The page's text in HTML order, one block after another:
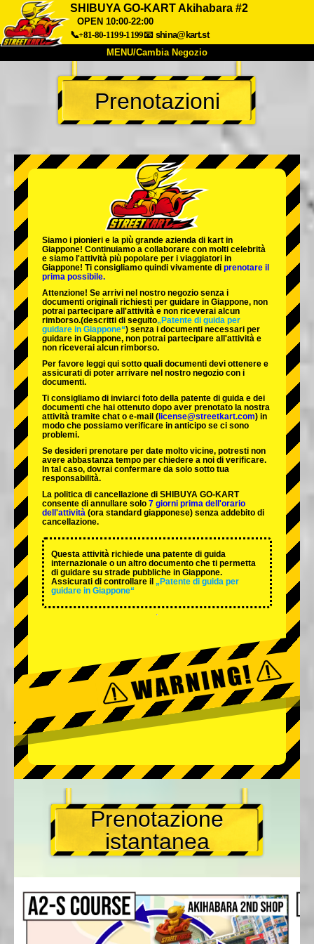
SHIBUYA GO-KART Akihabara #2
OPEN 10:00-22:00
📞+81-80-1199-1199📧 shina@kart.st
MENU/Cambia Negozio
Chi Siamo Specifiche Prezzo
Accesso Recensioni
Prenotazioni
Cambia Negozio
Tokyo Akihabara#1
Tokyo Akihabara#2
Tokyo Shibuya Annex Tokyo Bay
Tokyo Asakusa Osaka
Okinawa
Prenotazioni
Siamo i pionieri e la più grande azienda di kart in
Giappone! Continuiamo a collaborare con molti celebrità
e siamo l'attività più popolare per i viaggiatori in
Giappone! Ti consigliamo quindi vivamente di prenotare il
prima possibile.
Attenzione! Se arrivi nel nostro negozio senza i
documenti originali richiesti per guidare in Giappone, non
potrai partecipare all'attività e non riceverai alcun
rimborso.(descritti di seguito„Patente di guida per
guidare in Giappone“) senza i documenti necessari per
guidare in Giappone, non potrai partecipare all'attività e
non riceverai alcun rimborso.
Per favore leggi qui sotto quali documenti devi ottenere e
assicurati di poter arrivare nel nostro negozio con i
documenti.
Ti consigliamo di inviarci foto della patente di guida e dei
documenti che hai ottenuto dopo aver prenotato la nostra
attività tramite chat o e-mail ( license@streetkart.com) in
modo che possiamo verificare in anticipo se ci sono
problemi.
Se desideri prenotare per date molto vicine, potresti non
avere abbastanza tempo per chiedere a noi di verificare.
In tal caso, dovrai confermare da solo sotto tua
responsabilità.
La politica di cancellazione di SHIBUYA GO-KART
consente di annullare solo 7 giorni prima dell'orario
dell'attività (ora standard giapponese) senza addebito di
cancellazione.
Questa attività richiede una patente di guida
internazionale o un altro documento che ti permetta
di guidare su strade pubbliche in Giappone.
Assicurati di controllare il „Patente di guida per
guidare in Giappone“
Prenotazione
istantanea